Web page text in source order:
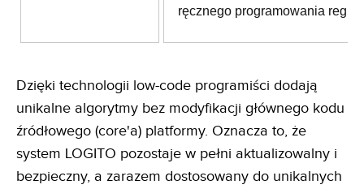
ręcznego programowania reguł.
Dzięki technologii low-code programiści dodają
unikalne algorytmy bez modyfikacji głównego kodu
źródłowego (core'a) platformy. Oznacza to, że
system LOGITO pozostaje w pełni aktualizowalny i
bezpieczny, a zarazem dostosowany do unikalnych